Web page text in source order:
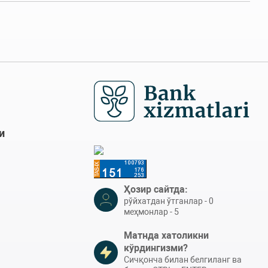
Ҳозир сайтда:
рўйхатдан ўтганлар - 0
меҳмонлар - 5
Матнда хатоликни
кўрдингизми?
Сичқонча билан белгиланг ва